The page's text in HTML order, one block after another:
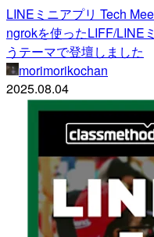
LINEミニアプリ Tech
ngrokを使ったLIFF/LINE
うテーマで登壇しました
morimorikochan
2025.08.04